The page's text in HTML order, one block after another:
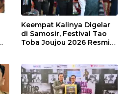
Keempat Kalinya Digelar
di Samosir, Festival Tao
Toba Joujou 2026 Resmi